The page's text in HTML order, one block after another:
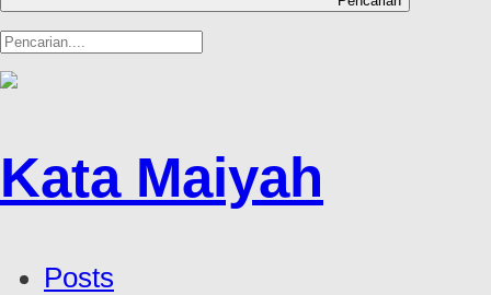
Kata Maiyah
Posts